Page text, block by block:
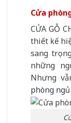
Cửa
CỬA GỖ
thiết kế
sang
những
Nhưng
phòng ngủ